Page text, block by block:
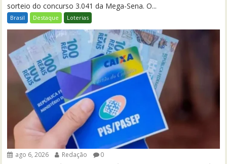
sorteio do concurso 3.041 da Mega-Sena. O...
Brasil Destaque Loterias
ago 6, 2026 Redação 0